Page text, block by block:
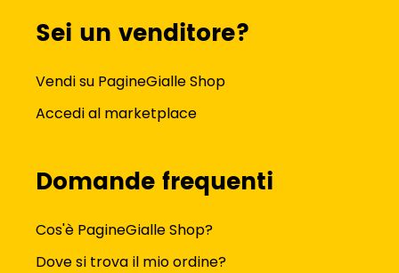
Sei un venditore?
Vendi su PagineGialle Shop
Accedi al marketplace
Domande frequenti
Cos'è PagineGialle Shop?
Dove si trova il mio ordine?